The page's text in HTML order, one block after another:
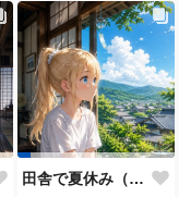
田舎で夏休み（その１）